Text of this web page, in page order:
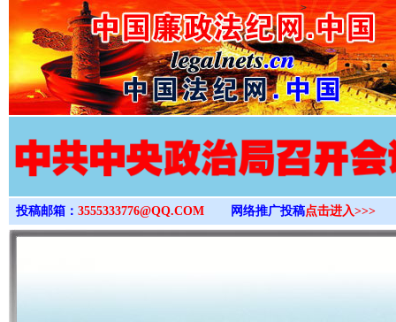
>
投稿邮箱： 3555333776@QQ.COM 网络推广投稿点击进入>>>